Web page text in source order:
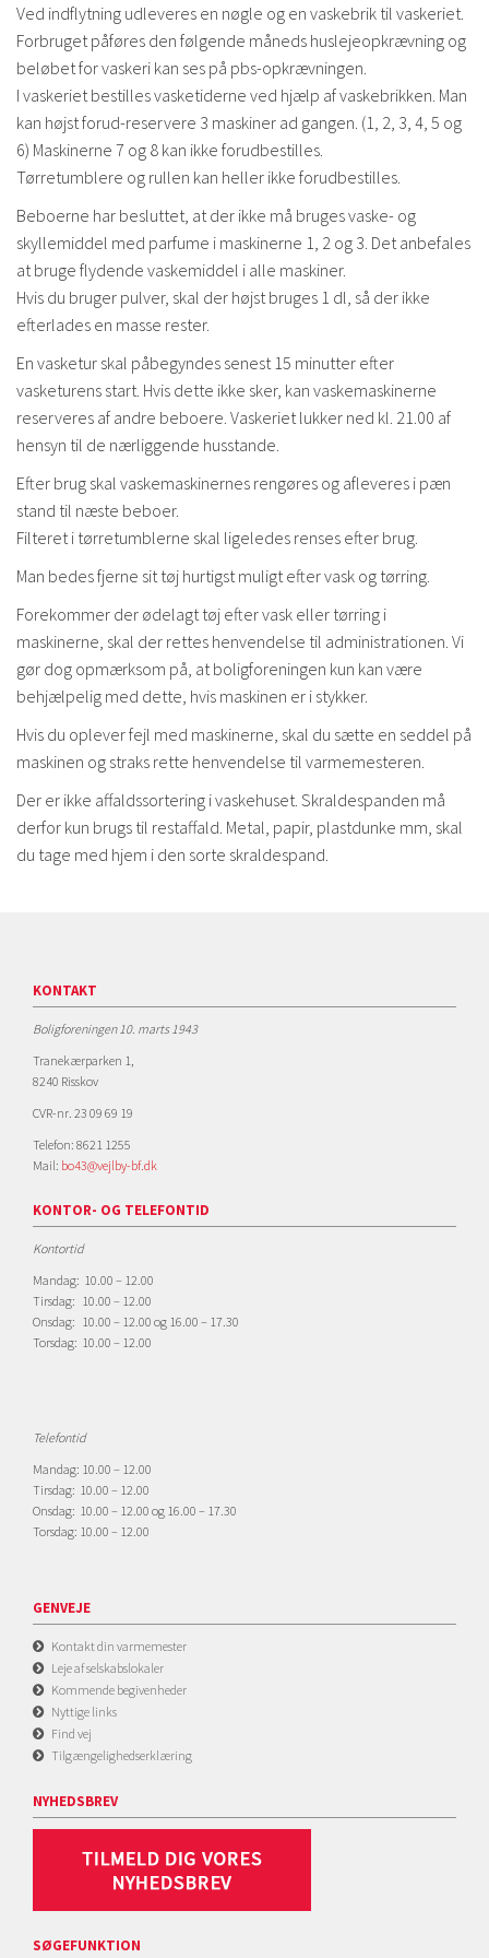
Ved indflytning udleveres en nøgle og en vaskebrik til vaskeriet.
Forbruget påføres den følgende måneds huslejeopkrævning og
beløbet for vaskeri kan ses på pbs-opkrævningen.
I vaskeriet bestilles vasketiderne ved hjælp af vaskebrikken. Man
kan højst forud-reservere 3 maskiner ad gangen. (1, 2, 3, 4, 5 og
6) Maskinerne 7 og 8 kan ikke forudbestilles.
Tørretumblere og rullen kan heller ikke forudbestilles.
Beboerne har besluttet, at der ikke må bruges vaske- og
skyllemiddel med parfume i maskinerne 1, 2 og 3. Det anbefales
at bruge flydende vaskemiddel i alle maskiner.
Hvis du bruger pulver, skal der højst bruges 1 dl, så der ikke
efterlades en masse rester.
En vasketur skal påbegyndes senest 15 minutter efter
vasketurens start. Hvis dette ikke sker, kan vaskemaskinerne
reserveres af andre beboere. Vaskeriet lukker ned kl. 21.00 af
hensyn til de nærliggende husstande.
Efter brug skal vaskemaskinernes rengøres og afleveres i pæn
stand til næste beboer.
Filteret i tørretumblerne skal ligeledes renses efter brug.
Man bedes fjerne sit tøj hurtigst muligt efter vask og tørring.
Forekommer der ødelagt tøj efter vask eller tørring i
maskinerne, skal der rettes henvendelse til administrationen. Vi
gør dog opmærksom på, at boligforeningen kun kan være
behjælpelig med dette, hvis maskinen er i stykker.
Hvis du oplever fejl med maskinerne, skal du sætte en seddel på
maskinen og straks rette henvendelse til varmemesteren.
Der er ikke affaldssortering i vaskehuset. Skraldespanden må
derfor kun brugs til restaffald. Metal, papir, plastdunke mm, skal
du tage med hjem i den sorte skraldespand.
KONTAKT
Boligforeningen 10. marts 1943
Tranekærparken 1,
8240 Risskov
CVR-nr. 23 09 69 19
Telefon: 8621 1255
Mail: bo43@vejlby-bf.dk
KONTOR- OG TELEFONTID
Kontortid
Mandag: 10.00 – 12.00
Tirsdag: 10.00 – 12.00
Onsdag: 10.00 – 12.00 og 16.00 – 17.30
Torsdag: 10.00 – 12.00
Telefontid
Mandag: 10.00 – 12.00
Tirsdag: 10.00 – 12.00
Onsdag: 10.00 – 12.00 og 16.00 – 17.30
Torsdag: 10.00 – 12.00
GENVEJE
Kontakt din varmemester
Leje af selskabslokaler
Kommende begivenheder
Nyttige links
Find vej
Tilgængelighedserklæring
NYHEDSBREV
SØGEFUNKTION